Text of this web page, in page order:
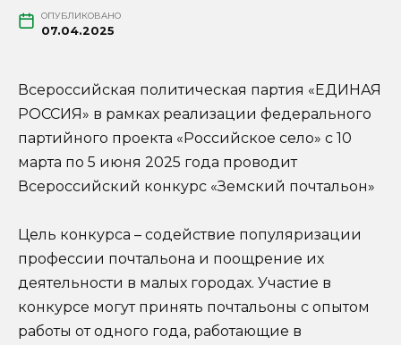
ОПУБЛИКОВАНО
07.04.2025
Всероссийская политическая партия «ЕДИНАЯ
РОССИЯ» в рамках реализации федерального
партийного проекта «Российское село» с 10
марта по 5 июня 2025 года проводит
Всероссийский конкурс «Земский почтальон»
Цель конкурса – содействие популяризации
профессии почтальона и поощрение их
деятельности в малых городах. Участие в
конкурсе могут принять почтальоны с опытом
работы от одного года, работающие в